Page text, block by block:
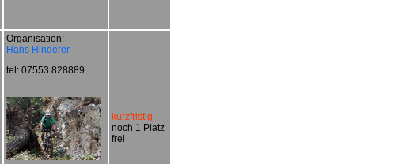
Organisation:
Hans Hinderer
tel: 07553 828889
kurzfristig
noch 1 Platz
frei